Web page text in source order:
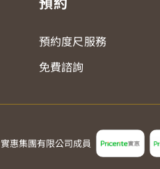
預約度尺服務
免費諮詢
實惠集團有限公司成員